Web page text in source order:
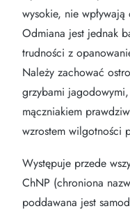
wysokie, nie
Odmiana jest jednak
trudności z
Należy zachować
grzybami
mączniakiem
wzrostem wilgotności
Występuje przede
ChNP (chroniona
poddawana jest